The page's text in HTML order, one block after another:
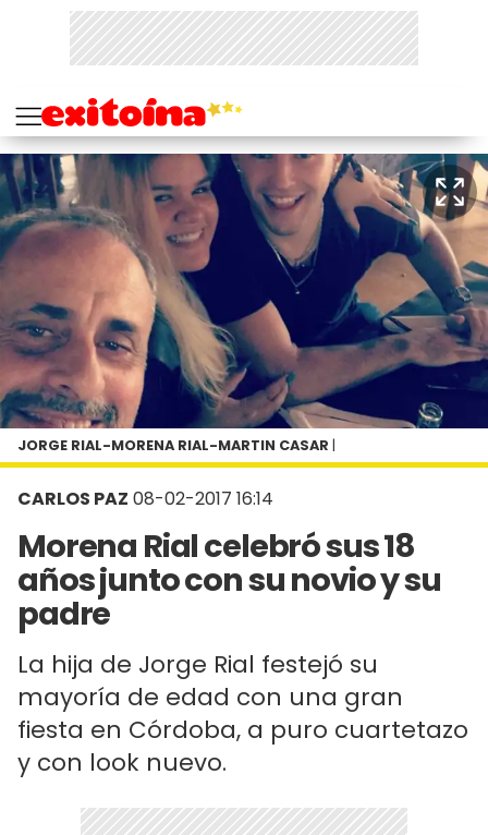
CARLOS PAZ 08-02-2017 16:14
Morena Rial celebró sus 18
años junto con su novio y su
padre
La hija de Jorge Rial festejó su
mayoría de edad con una gran
fiesta en Córdoba, a puro cuartetazo
y con look nuevo.
JORGE RIAL-MORENA RIAL-MARTIN CASAR |